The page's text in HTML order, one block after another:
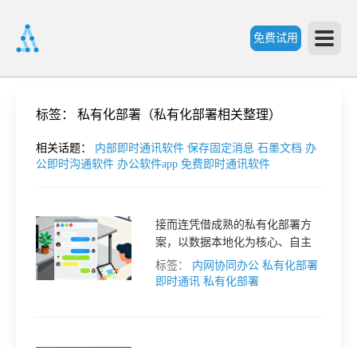
免费试用
标签： 私有化部署（私有化部署相关整理）
相关话题： 内部即时通讯软件 保存固定消息 石墨文档 办
公即时沟通软件 办公软件app 免费即时通讯软件
接而连凭借成熟的私有化部署方
案，以数据本地化为核心、自主
可控为保障，精准匹配政务机关
内网办公需求，在筑牢数据安全
标签： 内网协同办公 私有化部署
即时通讯 私有化部署